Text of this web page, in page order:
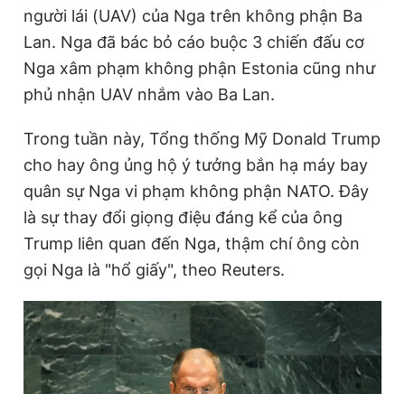
người lái (UAV) của Nga trên không phận Ba
Lan. Nga đã bác bỏ cáo buộc 3 chiến đấu cơ
Nga xâm phạm không phận Estonia cũng như
phủ nhận UAV nhắm vào Ba Lan.
Trong tuần này, Tổng thống Mỹ Donald Trump
cho hay ông ủng hộ ý tưởng bắn hạ máy bay
quân sự Nga vi phạm không phận NATO. Đây
là sự thay đổi giọng điệu đáng kể của ông
Trump liên quan đến Nga, thậm chí ông còn
gọi Nga là "hổ giấy", theo Reuters.